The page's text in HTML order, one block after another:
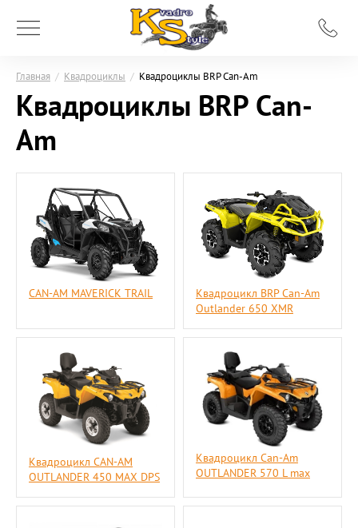
Главная / Квадроциклы / Квадроциклы BRP Can-Am
Квадроциклы BRP Can-
Am
CAN-AM MAVERICK TRAIL
Квадроцикл BRP Can-Am
Outlander 650 XMR
Квадроцикл CAN-AM
OUTLANDER 450 MAX DPS
Квадроцикл Can-Am
OUTLANDER 570 L max